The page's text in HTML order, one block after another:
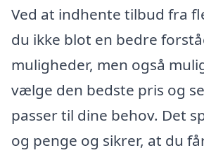
Ved at indhente tilbud fra
du ikke blot en bedre
muligheder, men også
vælge den bedste pris og
passer til dine behov. Det
og penge og sikrer, at du